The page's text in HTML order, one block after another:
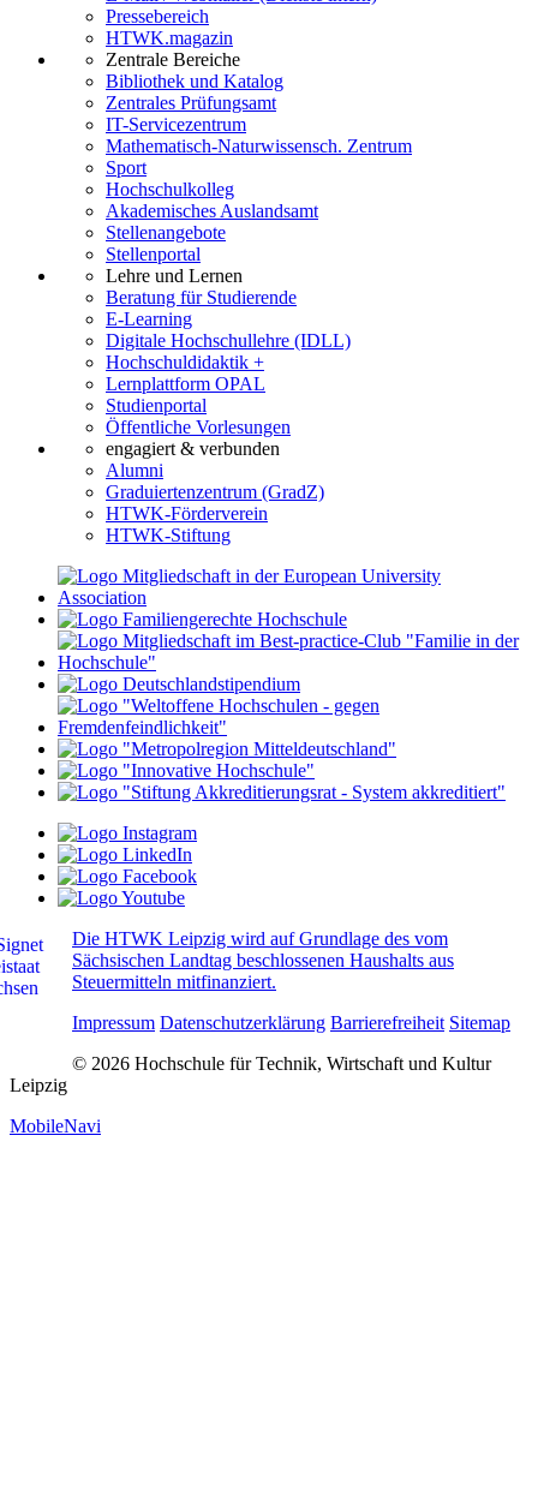
Pressebereich
HTWK.magazin
Zentrale Bereiche
Bibliothek und Katalog
Zentrales Prüfungsamt
IT-Servicezentrum
Mathematisch-Naturwissensch. Zentrum
Sport
Hochschulkolleg
Akademisches Auslandsamt
Stellenangebote
Stellenportal
Lehre und Lernen
Beratung für Studierende
E-Learning
Digitale Hochschullehre (IDLL)
Hochschuldidaktik +
Lernplattform OPAL
Studienportal
Öffentliche Vorlesungen
engagiert & verbunden
Alumni
Graduiertenzentrum (GradZ)
HTWK-Förderverein
HTWK-Stiftung
Die HTWK Leipzig wird auf Grundlage des vom
Sächsischen Landtag beschlossenen Haushalts aus
Steuermitteln mitfinanziert.
Impressum Datenschutzerklärung Barrierefreiheit Sitemap
© 2026 Hochschule für Technik, Wirtschaft und Kultur
Leipzig
MobileNavi